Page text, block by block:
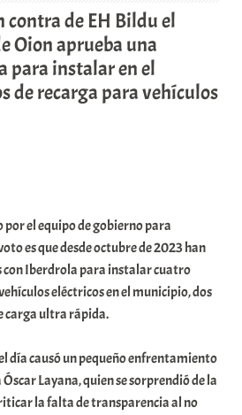
contra de EH Bildu el
Oion aprueba una
para instalar en el
de recarga para vehículos
el equipo de gobierno para
es que desde octubre de 2023 han
con Iberdrola para instalar cuatro
eléctricos en el municipio, dos
carga ultra rápida.
día causó un pequeño enfrentamiento
Layana, quien se sorprendió de la
la falta de transparencia al no